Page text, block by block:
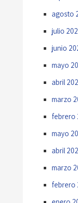
agosto
julio
junio
mayo
abril
marzo
febrero
mayo
abril
marzo
febrero